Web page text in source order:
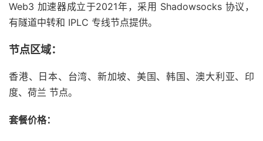
Web3 加速器成立于2021年，采用 Shadowsocks 协议，
有隧道中转和 IPLC 专线节点提供。
节点区域：
香港、日本、台湾、新加坡、美国、韩国、澳大利亚、印
度、荷兰 节点。
套餐价格：